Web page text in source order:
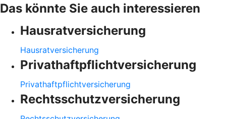
Das könnte Sie auch interessieren
Hausratversicherung
Hausratversicherung
Privathaftpflichtversicherung
Privathaftpflichtversicherung
Rechtsschutzversicherung